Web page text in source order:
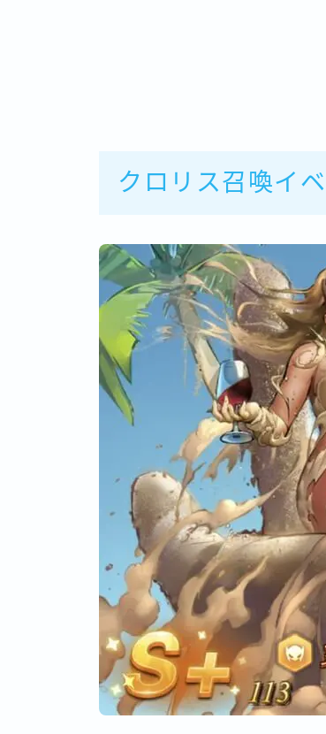
クロリス召喚イ